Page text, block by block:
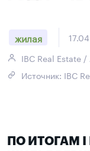
жилая
IBC Real Estate
Источник: IBC
ПО ИТОГАМ I